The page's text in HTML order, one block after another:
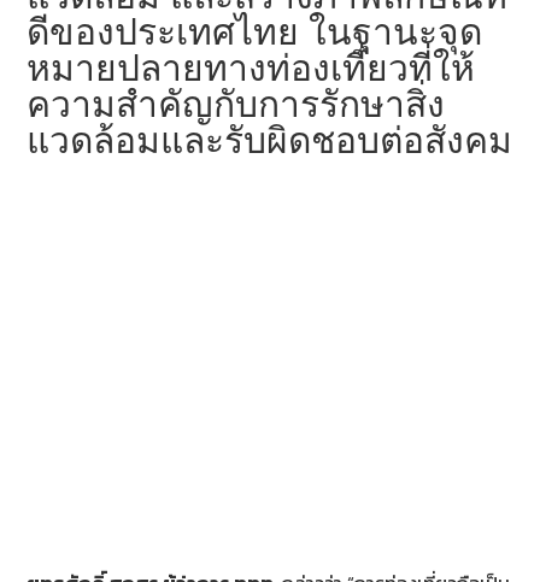
ดีของประเทศไทย ในฐานะจุด
หมายปลายทางท่องเที่ยวที่ให้
ความสำคัญกับการรักษาสิ่ง
แวดล้อมและรับผิดชอบต่อสังคม